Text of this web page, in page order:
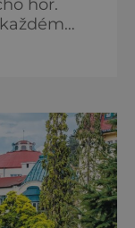
hor.
i
prohlídku